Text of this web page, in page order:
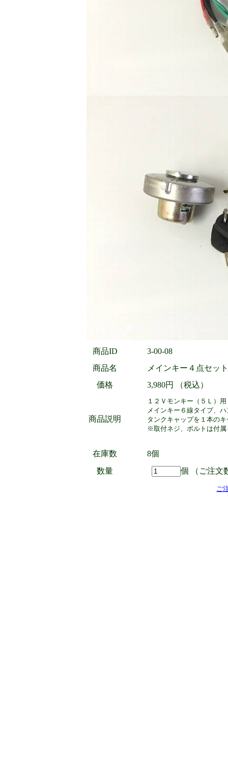
商品ID
3-00-08
商品名
メインキー４点セット
価格
3,980円 （税込）
商品説明
１２Ｖモンキー（５Ｌ）
メインキー６線タイプ、
タンクキャップを１本の
※取付ネジ、ボルトは付属
在庫数
8個
数量
個 （ご注文
ご